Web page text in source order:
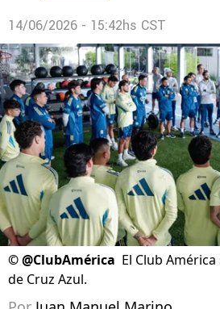
14/06/2026 - 15:42hs CST
©@ClubAmérica El Club
de Cruz Azul.